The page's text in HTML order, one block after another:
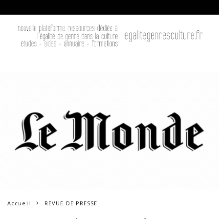
Accueil REVUE DE PRESSE